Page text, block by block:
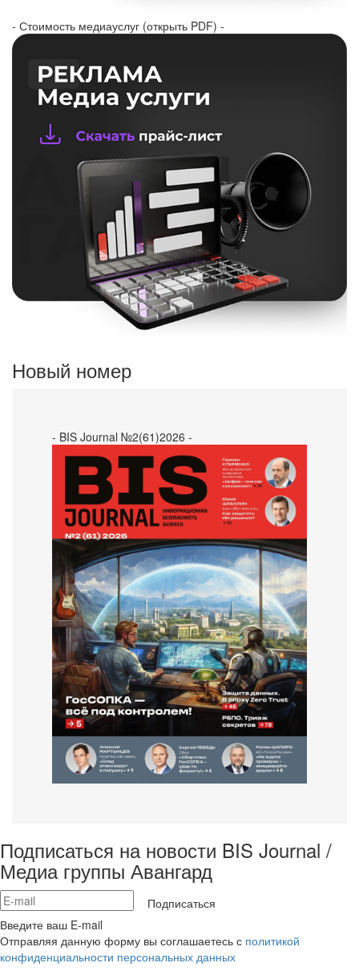
- Стоимость медиауслуг (открыть PDF) -
Новый номер
- BIS Journal №2(61)2026 -
Подписаться на новости BIS Journal /
Медиа группы Авангард
Подписаться
Введите ваш E-mail
Отправляя данную форму вы соглашаетесь с политикой
конфиденциальности персональных данных